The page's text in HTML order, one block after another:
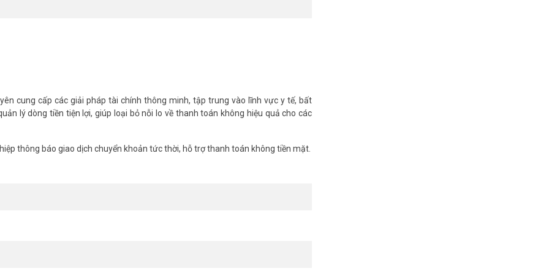
khoản Tingee Box 5SA
đến 8 giờ
Tham khảo thêm thông tin tại
cung cấp các giải pháp tài chính thông minh, tập trung vào lĩnh vực y tế, bất
lý dòng tiền tiện lợi, giúp loại bỏ nỗi lo về thanh toán không hiệu quả cho các
thông báo giao dịch chuyển khoản tức thời, hỗ trợ thanh toán không tiền mặt.